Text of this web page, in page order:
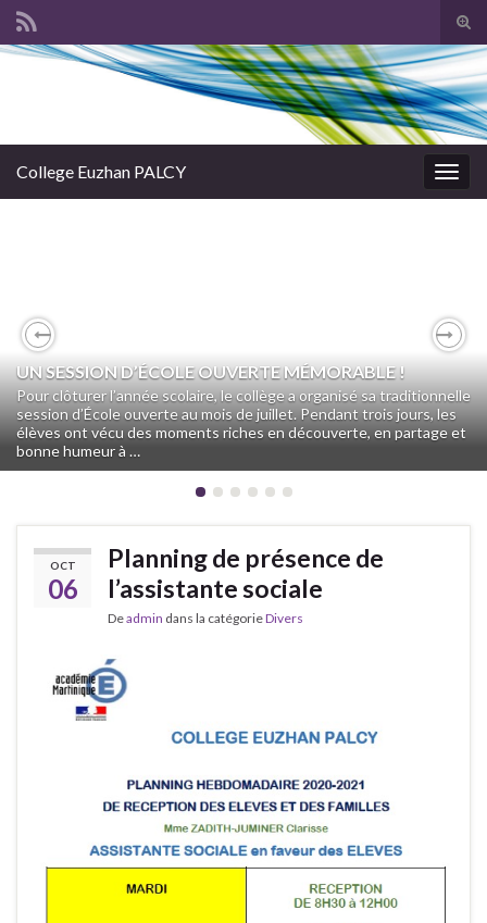
Search for:
College Euzhan PALCY
UN SESSION D’ÉCOLE OUVERTE MÉMORABLE !
Pour clôturer l’année scolaire, le collège a organisé sa traditionnelle
session d’École ouverte au mois de juillet. Pendant trois jours, les
élèves ont vécu des moments riches en découverte, en partage et
bonne humeur à …
Previous
OCT
06
Planning de présence de
l’assistante sociale
Deadmin dans la catégorieDivers